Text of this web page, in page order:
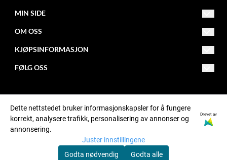
post@fitnessfactory.no
Org.nr. 950642041
Fitness Factory
0902 Oslo
MIN SIDE
Opprett konto
Logg inn
OM OSS
Om oss
Butikk
Kontakt oss
Bonusprogram
Sponsing
KJØPSINFORMASJON
Levering
Betaling
Kjøpsbetingelser
FØLG OSS
Instagram
© Fitness Factory, org. number 950642041
Dette nettstedet bruker informasjonskapsler for å fungere
korrekt, analysere trafikk, personalisering av annonser og
annonsering.
Drevet av
Juster innstillingene
Godta nødvendig
Godta alle